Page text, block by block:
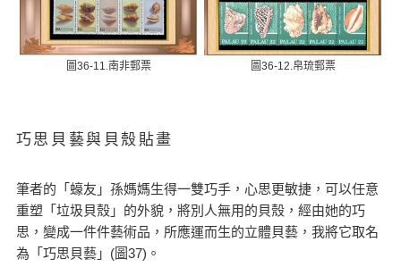
圖36-11.南非郵票 圖36-12.帛琉郵票
巧思貝藝與貝殼貼畫
筆者的「蠔友」孫媽媽生得一雙巧手，心思更敏捷，可以任意
重塑「垃圾貝殼」的外貌，將別人無用的貝殼，經由她的巧
思，變成一件件藝術品，所應運而生的立體貝藝，我將它取名
為「巧思貝藝」(圖37)。